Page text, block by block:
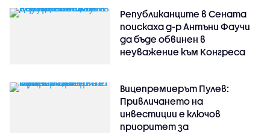
Републиканците в Сената
поискаха д-р Антъни Фаучи
да бъде обвинен в
неуважение към Конгреса
Вицепремиерът Пулев:
Привличането на
инвестиции е ключов
приоритет за